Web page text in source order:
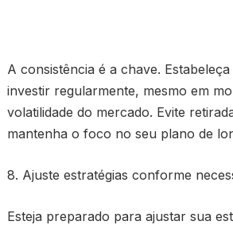
A consistência é a chave.
investir regularmente, mesmo em
volatilidade do mercado. Evite
mantenha o foco no seu plano de
8. Ajuste estratégias conforme
Esteja preparado para ajustar sua